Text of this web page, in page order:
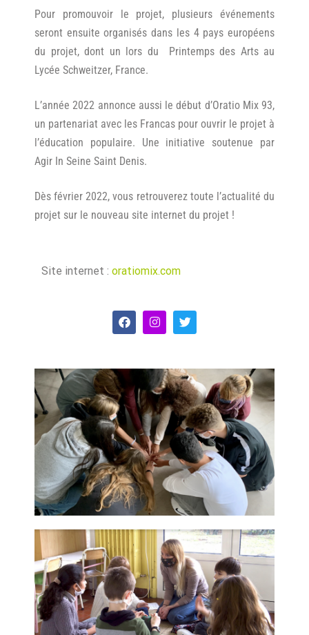
Pour promouvoir le projet, plusieurs événements
seront ensuite organisés dans les 4 pays européens
du projet, dont un lors du Printemps des Arts au
Lycée Schweitzer, France.
L’année 2022 annonce aussi le début d’Oratio Mix 93,
un partenariat avec les Francas pour ouvrir le projet à
l’éducation populaire. Une initiative soutenue par
Agir In Seine Saint Denis.
Dès février 2022, vous retrouverez toute l’actualité du
projet sur le nouveau site internet du projet !
Site internet : oratiomix.com